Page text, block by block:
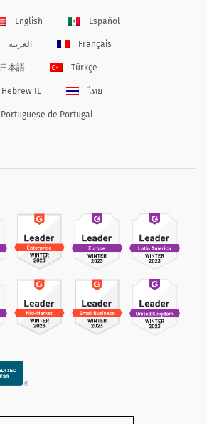
English Español
العربية Français
日本語 Türkçe
Hebrew IL ไทย
Portuguese de Portugal